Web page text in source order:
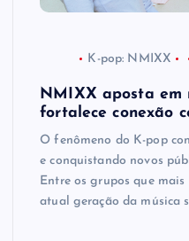
K-pop: NMIXX
NMIXX aposta em
fortalece conexão
O fenômeno do K-pop
e conquistando novos
Entre os grupos que
atual geração da música